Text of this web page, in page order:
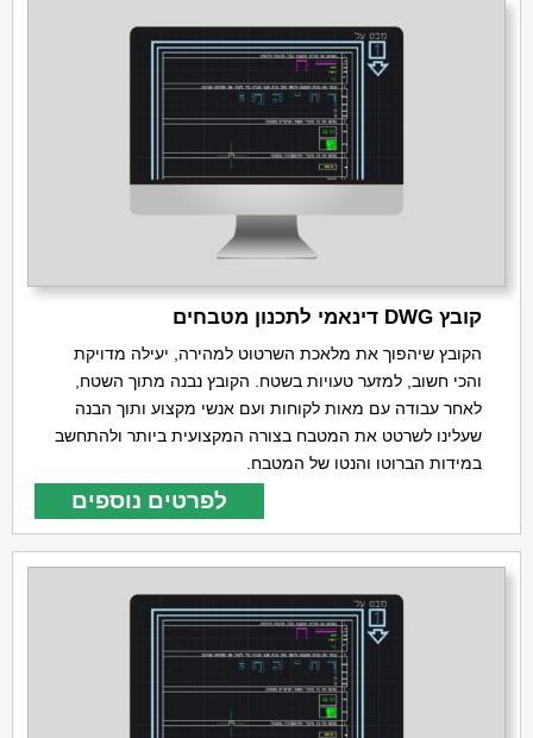
קובץ DWG דינאמי לתכנון מטבחים
הקובץ שיהפוך את מלאכת השרטוט למהירה, יעילה מדויקת
והכי חשוב, למזער טעויות בשטח. הקובץ נבנה מתוך השטח,
לאחר עבודה עם מאות לקוחות ועם אנשי מקצוע ותוך הבנה
שעלינו לשרטט את המטבח בצורה המקצועית ביותר ולהתחשב
במידות הברוטו והנטו של המטבח.
לפרטים נוספים